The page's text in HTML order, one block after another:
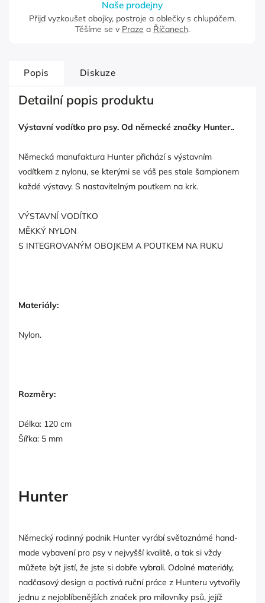
Naše prodejny
Přijď vyzkoušet obojky, postroje a oblečky s chlupáčem.
Těšíme se v Praze a Říčanech.
Popis Diskuze
Detailní popis produktu
Výstavní vodítko pro psy. Od německé značky Hunter..
Německá manufaktura Hunter přichází s výstavním
vodítkem z nylonu, se kterými se váš pes stale šampionem
každé výstavy. S nastavitelným poutkem na krk.
VÝSTAVNÍ VODÍTKO
MĚKKÝ NYLON
S INTEGROVANÝM OBOJKEM A POUTKEM NA RUKU
Materiály:
Nylon.
Rozměry:
Délka: 120 cm
Šířka: 5 mm
Hunter
Německý rodinný podnik Hunter vyrábí světoznámé hand-
made vybavení pro psy v nejvyšší kvalitě, a tak si vždy
můžete být jistí, že jste si dobře vybrali. Odolné materiály,
nadčasový design a poctivá ruční práce z Hunteru vytvořily
jednu z nejoblíbenějších značek pro milovníky psů, jejíž